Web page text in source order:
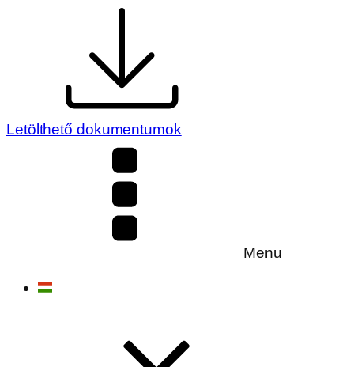
Letölthető dokumentumok
Menu